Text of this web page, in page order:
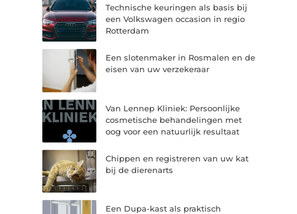
Technische keuringen als basis bij
een Volkswagen occasion in regio
Rotterdam
Een slotenmaker in Rosmalen en de
eisen van uw verzekeraar
Van Lennep Kliniek: Persoonlijke
cosmetische behandelingen met
oog voor een natuurlijk resultaat
Chippen en registreren van uw kat
bij de dierenarts
Een Dupa-kast als praktisch